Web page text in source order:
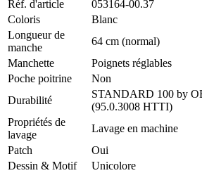
Réf. d'article
053164-00.37
Coloris
Blanc
Longueur de
manche
64 cm (normal)
Manchette
Poignets réglables
Poche poitrine
Non
Durabilité
STANDARD 100 by
(95.0.3008 HTTI)
Propriétés de
lavage
Lavage en machine
Patch
Oui
Dessin & Motif
Unicolore